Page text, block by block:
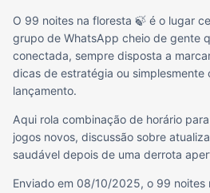
O 99 noites na floresta 🍃 é o lugar
grupo de WhatsApp cheio de gente
conectada, sempre disposta a
dicas de estratégia ou simplesmente
lançamento.
Aqui rola combinação de horário
jogos novos, discussão sobre
saudável depois de uma derrota
Enviado em 08/10/2025, o 99 noites